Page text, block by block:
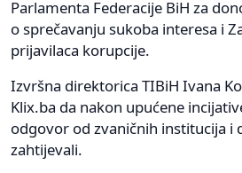
Parlamenta Federacije BiH za
o sprečavanju sukoba interesa i
prijavilaca korupcije.
Izvršna direktorica TIBiH Ivana
Klix.ba da nakon upućene
odgovor od zvaničnih institucija i
zahtijevali.